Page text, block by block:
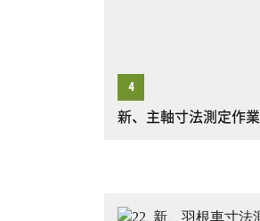
新、主軸寸法測定作業